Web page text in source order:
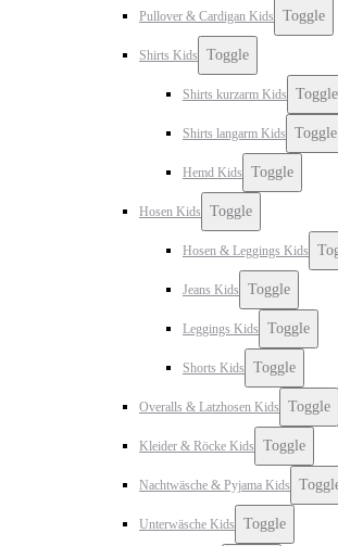
Pullover & Cardigan Kids Toggle
Shirts Kids Toggle
Shirts kurzarm Kids Toggle
Shirts langarm Kids Toggle
Hemd Kids Toggle
Hosen Kids Toggle
Hosen & Leggings Kids
Jeans Kids Toggle
Leggings Kids Toggle
Shorts Kids Toggle
Overalls & Latzhosen Kids Toggle
Kleider & Röcke Kids Toggle
Nachtwäsche & Pyjama Kids
Unterwäsche Kids Toggle